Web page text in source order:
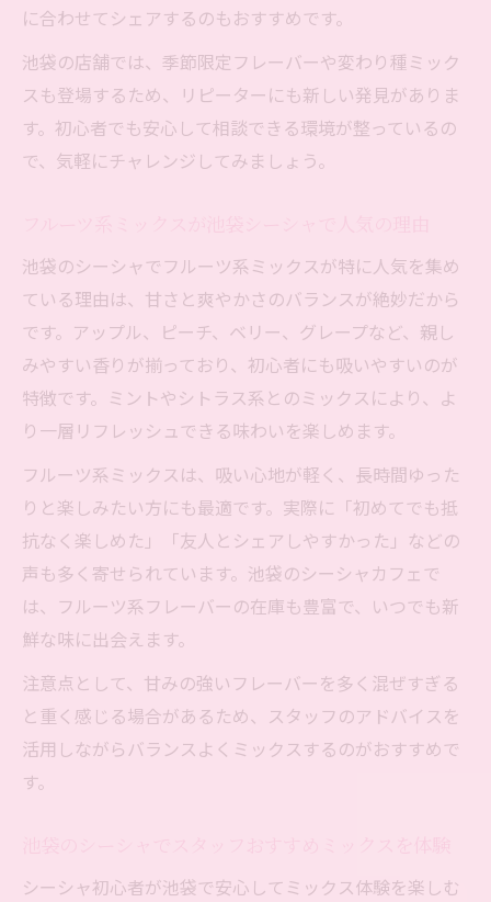
に合わせてシェアするのもおすすめです。
池袋の店舗では、季節限定フレーバーや変わり種ミック
スも登場するため、リピーターにも新しい発見がありま
す。初心者でも安心して相談できる環境が整っているの
で、気軽にチャレンジしてみましょう。
池袋のシーシャでフルーツ系ミックスが特に人気を集め
ている理由は、甘さと爽やかさのバランスが絶妙だから
です。アップル、ピーチ、ベリー、グレープなど、親し
みやすい香りが揃っており、初心者にも吸いやすいのが
特徴です。ミントやシトラス系とのミックスにより、よ
り一層リフレッシュできる味わいを楽しめます。
フルーツ系ミックスは、吸い心地が軽く、長時間ゆった
りと楽しみたい方にも最適です。実際に「初めてでも抵
抗なく楽しめた」「友人とシェアしやすかった」などの
声も多く寄せられています。池袋のシーシャカフェで
は、フルーツ系フレーバーの在庫も豊富で、いつでも新
鮮な味に出会えます。
注意点として、甘みの強いフレーバーを多く混ぜすぎる
と重く感じる場合があるため、スタッフのアドバイスを
活用しながらバランスよくミックスするのがおすすめで
す。
シーシャ初心者が池袋で安心してミックス体験を楽しむ